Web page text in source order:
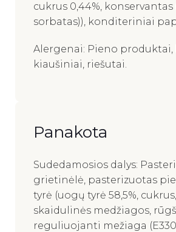
cukrus 0,44%, konservantas
sorbatas)), konditeriniai
Alergenai: Pieno produktai,
kiaušiniai, riešutai.
Panakota
Sudedamosios dalys:
grietinėlė, pasterizuotas
tyrė (uogų tyrė 58,5%,
skaidulinės medžiagos,
reguliuojanti mežiaga